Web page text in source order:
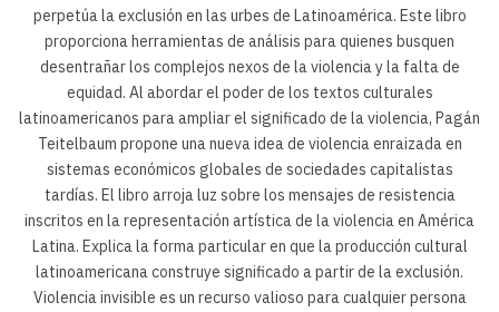
perpetúa la exclusión en las urbes de Latinoamérica. Este libro
proporciona herramientas de análisis para quienes busquen
desentrañar los complejos nexos de la violencia y la falta de
equidad. Al abordar el poder de los textos culturales
latinoamericanos para ampliar el significado de la violencia, Pagán
Teitelbaum propone una nueva idea de violencia enraizada en
sistemas económicos globales de sociedades capitalistas
tardías. El libro arroja luz sobre los mensajes de resistencia
inscritos en la representación artística de la violencia en América
Latina. Explica la forma particular en que la producción cultural
latinoamericana construye significado a partir de la exclusión.
Violencia invisible es un recurso valioso para cualquier persona